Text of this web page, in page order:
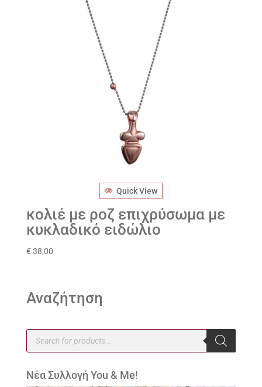
Quick View
κολιέ με ροζ επιχρύσωμα με
κυκλαδικό ειδώλιο
€ 38,00
Αναζήτηση
Products
search
Νέα Συλλογή You & Me!